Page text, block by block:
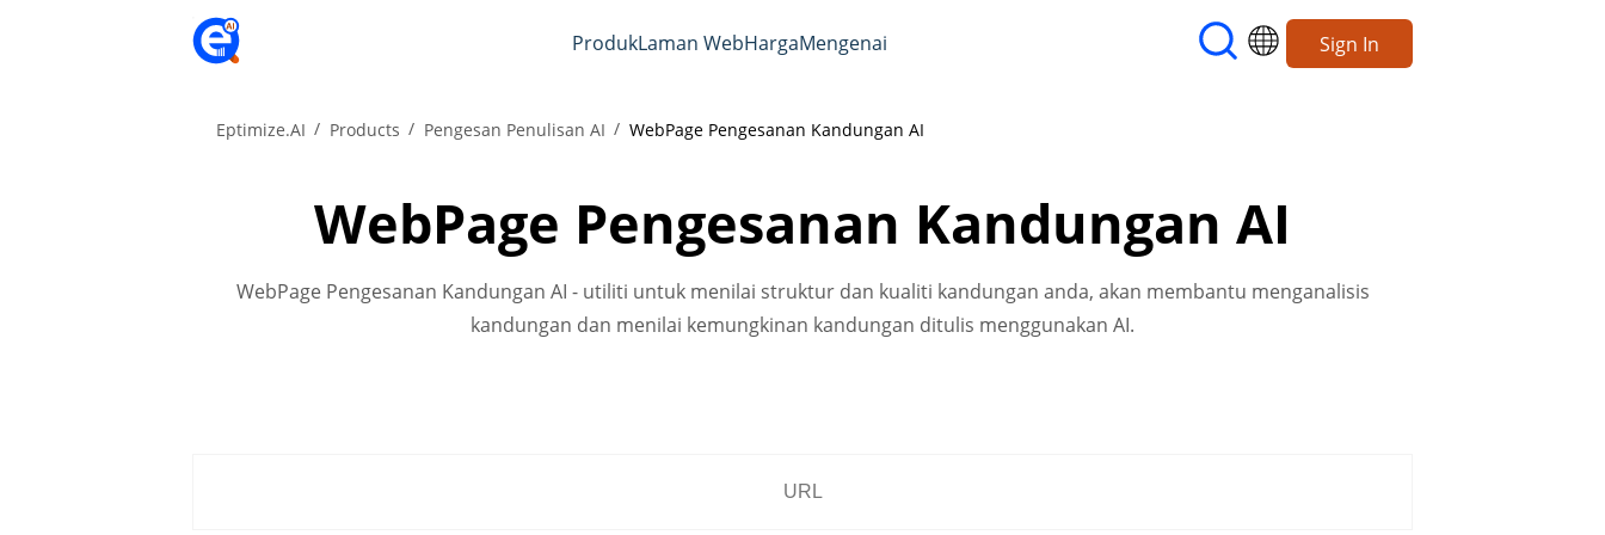
ProdukLaman WebHargaMengenai Sign In
Eptimize.AI Products Pengesan Penulisan AI WebPage Pengesanan Kandungan AI
WebPage Pengesanan Kandungan AI
WebPage Pengesanan Kandungan AI - utiliti untuk menilai struktur dan kualiti kandungan anda, akan membantu menganalisis
kandungan dan menilai kemungkinan kandungan ditulis menggunakan AI.